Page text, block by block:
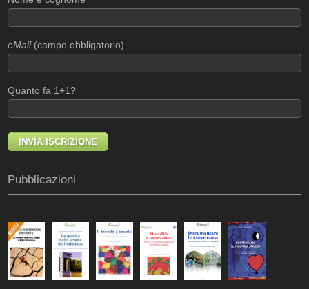
eMail(campo obbligatorio)
Quanto fa 1+1?
Pubblicazioni